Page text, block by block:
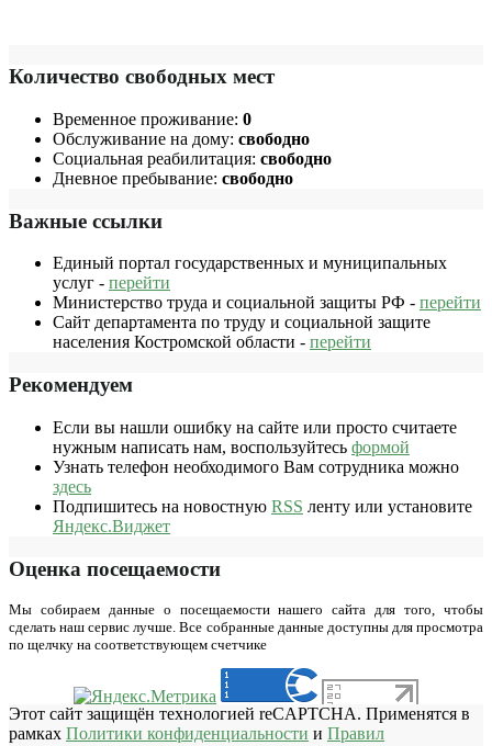
Количество свободных мест
Временное проживание: 0
Обслуживание на дому: свободно
Социальная реабилитация: свободно
Дневное пребывание: свободно
Важные ссылки
Единый портал государственных и муниципальных
услуг - перейти
Министерство труда и социальной защиты РФ - перейти
Сайт департамента по труду и социальной защите
населения Костромской области - перейти
Рекомендуем
Если вы нашли ошибку на сайте или просто считаете
нужным написать нам, воспользуйтесь формой
Узнать телефон необходимого Вам сотрудника можно
здесь
Подпишитесь на новостную RSS ленту или установите
Яндекс.Виджет
Оценка посещаемости
Мы собираем данные о посещаемости нашего сайта для того, чтобы
сделать наш сервис лучше. Все собранные данные доступны для просмотра
по щелчку на соответствующем счетчике
Этот сайт защищён технологией reCAPTCHA. Применятся в
рамках Политики конфиденциальности и Правил